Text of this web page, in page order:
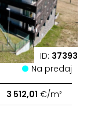
ID: 37393
Na predaj
3 512,01 €/m²